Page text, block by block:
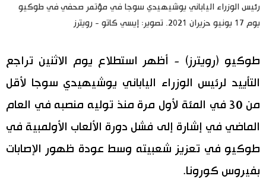
سياسة
اقتصاد
ثقافة
هو وهي
المطبخ الياباني
رئيس الوزراء الياباني يوشيهيدي سوجا في مؤتمر صحفي في طوكيو
يوم 17 يونيو حزيران 2021. تصوير: إيسي كاتو - رويترز
طوكيو (رويترز) - أظهر استطلاع يوم الاثنين تراجع
التأييد لرئيس الوزراء الياباني يوشيهيدي سوجا لأقل
من 30 في المئة لأول مرة منذ توليه منصبه في العام
الماضي في إشارة إلى فشل دورة الألعاب الأولمبية في
طوكيو في تعزيز شعبيته وسط عودة ظهور الإصابات
بفيروس كورونا.